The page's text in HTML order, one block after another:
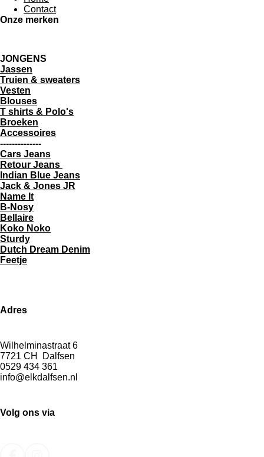
Contact
Onze merken
JONGENS
Jassen
Truien & sweaters
Vesten
Blouses
T shirts & Polo's
Broeken
Accessoires
--------------
Cars Jeans
Retour Jeans
Indian Blue Jeans
Jack & Jones JR
Name It
B-Nosy
Bellaire
Koko Noko
Sturdy
Dutch Dream Denim
Feetje
Adres
Wilhelminastraat 6
7721 CH Dalfsen
0529 434 361
info@elkdalfsen.nl
Volg ons via